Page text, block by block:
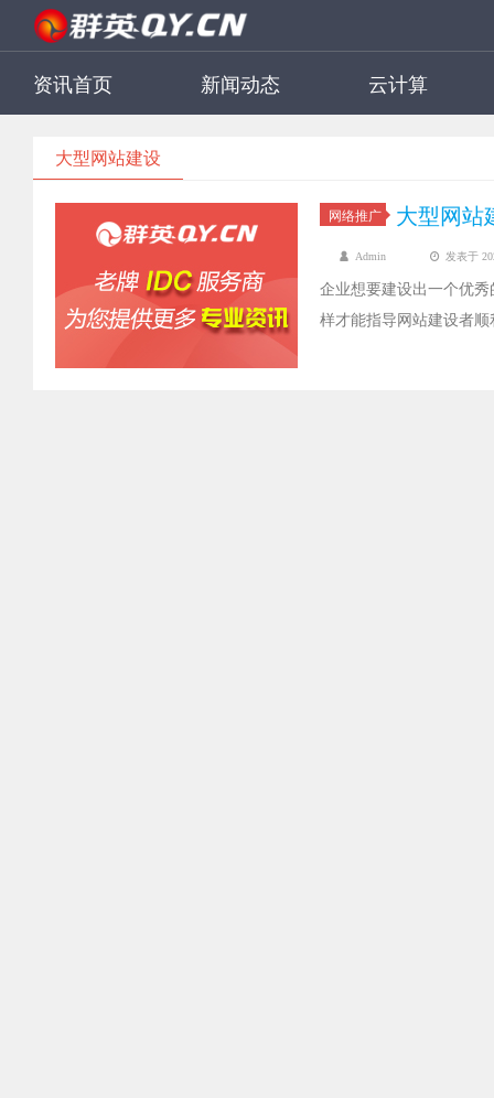
资讯首页 新闻动态 云计算
大型网站建设
网络推广 大型网站
Admin 发表于
企业想要建设出一个优
样才能指导网站建设者